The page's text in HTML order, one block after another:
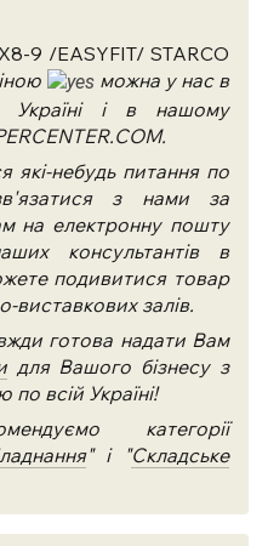
9 /EASYFIT/ STARCO
можна у нас в
Україні і в нашому
небудь питання по
з нами за
на електронну пошту
консультантів в
подивитися товар
виставкових залів.
готова надати Вам
для Вашого бізнесу з
всій Україні!
категорії
" і "Складське